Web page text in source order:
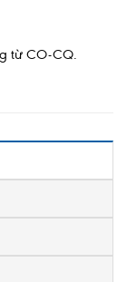
từ CO-CQ.